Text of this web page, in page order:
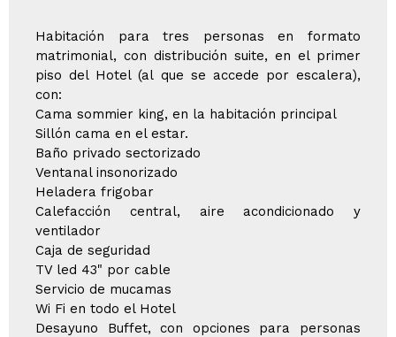
Habitación para tres personas en formato
matrimonial, con distribución suite, en el primer
piso del Hotel (al que se accede por escalera),
con:
Cama sommier king, en la habitación principal
Sillón cama en el estar.
Baño privado sectorizado
Ventanal insonorizado
Heladera frigobar
Calefacción central, aire acondicionado y
ventilador
Caja de seguridad
TV led 43" por cable
Servicio de mucamas
Wi Fi en todo el Hotel
Desayuno Buffet, con opciones para personas